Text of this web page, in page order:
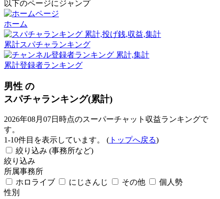
以下のページにジャンプ
ホーム
累計スパチャランキング
累計登録者ランキング
男性 の
スパチャランキング(累計)
2026年08月07日時点のスーパーチャット収益ランキングで
す。
1-10件目を表示しています。 ( トップへ戻る)
絞り込み (事務所など)
絞り込み
所属事務所
ホロライブ
にじさんじ その他
個人勢
性別